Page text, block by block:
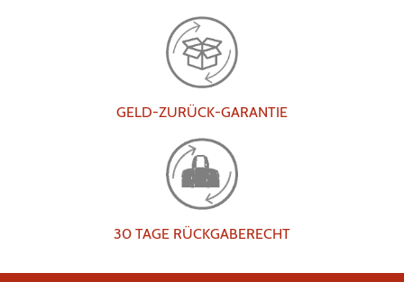
GELD-ZURÜCK-GARANTIE
30 TAGE RÜCKGABERECHT